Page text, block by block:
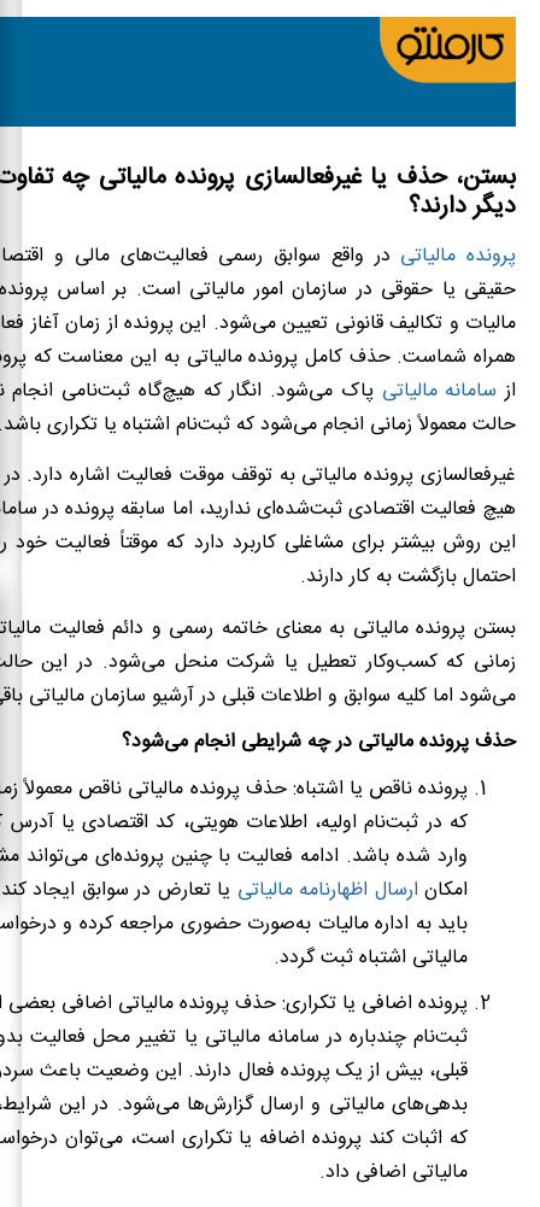
بستن، حذف یا غیرفعالسازی پرونده مالیاتی چه
دیگر دارند؟
پرونده مالیاتی در واقع سوابق رسمی فعالیت‌های مالی و
حقیقی یا حقوقی در سازمان امور مالیاتی است. بر اساس پرونده
مالیات و تکالیف قانونی تعیین می‌شود. این پرونده از زمان آغاز
همراه شماست. حذف کامل پرونده مالیاتی به این معناست که
از سامانه مالیاتی پاک می‌شود. انگار که هیچ‌گاه ثبت‌نامی
حالت معمولاً زمانی انجام می‌شود که ثبت‌نام اشتباه یا تکراری
غیرفعالسازی پرونده مالیاتی به توقف موقت فعالیت اشاره دارد.
هیچ فعالیت اقتصادی ثبت‌شده‌ای ندارید، اما سابقه پرونده در
این روش بیشتر برای مشاغلی کاربرد دارد که موقتاً فعالیت خود
احتمال بازگشت به کار دارند.
بستن پرونده مالیاتی به معنای خاتمه رسمی و دائم فعالیت
زمانی که کسب‌وکار تعطیل یا شرکت منحل می‌شود. در این
می‌شود اما کلیه سوابق و اطلاعات قبلی در آرشیو سازمان مالیاتی
حذف پرونده مالیاتی در چه شرایطی انجام می‌شود؟
پرونده ناقص یا اشتباه: حذف پرونده مالیاتی ناقص معمولاً
که در ثبت‌نام اولیه، اطلاعات هویتی، کد اقتصادی یا آدرس
وارد شده باشد. ادامه فعالیت با چنین پرونده‌ای می‌تواند
امکان ارسال اظهارنامه مالیاتی یا تعارض در سوابق ایجاد
باید به اداره مالیات به‌صورت حضوری مراجعه کرده و
مالیاتی اشتباه ثبت گردد.
پرونده اضافی یا تکراری: حذف پرونده مالیاتی اضافی
ثبت‌نام چندباره در سامانه مالیاتی یا تغییر محل فعالیت
قبلی، بیش از یک پرونده فعال دارند. این وضعیت باعث
بدهی‌های مالیاتی و ارسال گزارش‌ها می‌شود. در این شرایط،
که اثبات کند پرونده اضافه یا تکراری است، می‌توان
مالیاتی اضافی داد.